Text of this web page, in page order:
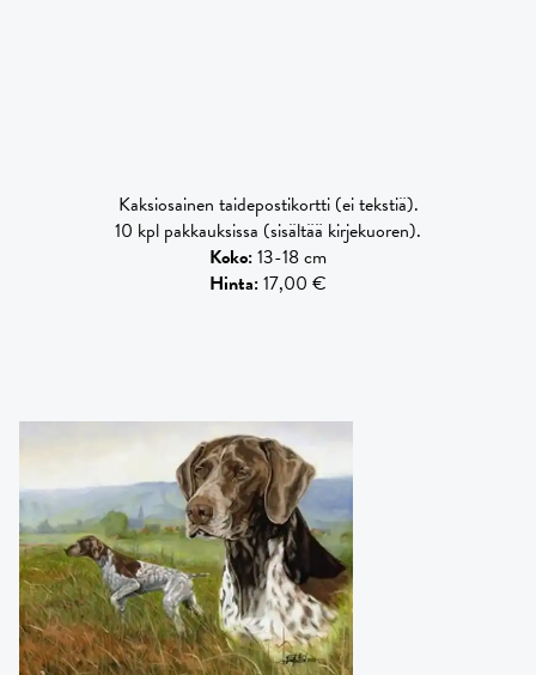
Kaksiosainen taidepostikortti (ei tekstiä).
10 kpl pakkauksissa (sisältää kirjekuoren).
Koko:13-18 cm
Hinta:17,00 €